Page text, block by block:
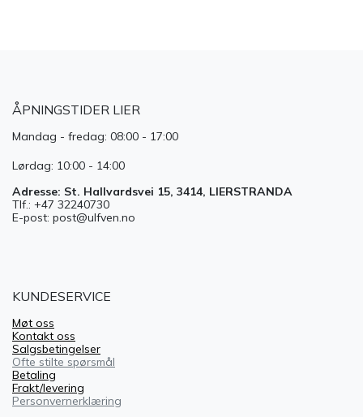
ÅPNINGSTIDER LIER
Mandag - fredag: 08:00 - 17:00
Lørdag: 10:00 - 14:00
Adresse: St. Hallvardsvei 15, 3414, LIERSTRANDA
Tlf.: +47 32240730
E-post: post@ulfven.no
KUNDESERVICE
Møt oss
Kontakt oss
Salgsbetingelser
Ofte stilte spørsmål
Betaling
Frakt/levering
Personvernerklæring